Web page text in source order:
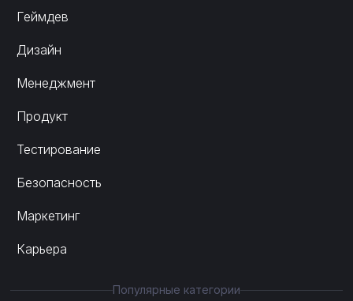
Геймдев
Дизайн
Менеджмент
Продукт
Тестирование
Безопасность
Маркетинг
Карьера
Популярные категории